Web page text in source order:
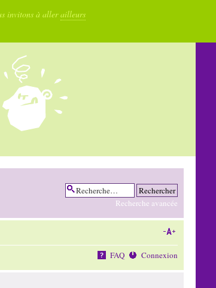
invitons à allerailleurs
Recherche avancée
FAQ Connexion